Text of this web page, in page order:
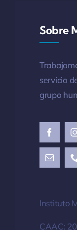
Sobre
servicio
grupo
Instituto
CAAC: